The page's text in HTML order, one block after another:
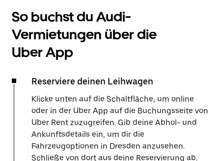
So buchst du Audi-
Vermietungen über die
Uber App
Reserviere deinen Leihwagen
Klicke unten auf die Schaltfläche, um online
oder in der Uber App auf die Buchungsseite von
Uber Rent zuzugreifen. Gib deine Abhol- und
Ankunftsdetails ein, um dir die
Fahrzeugoptionen in Dresden anzusehen.
Schließe von dort aus deine Reservierung ab.